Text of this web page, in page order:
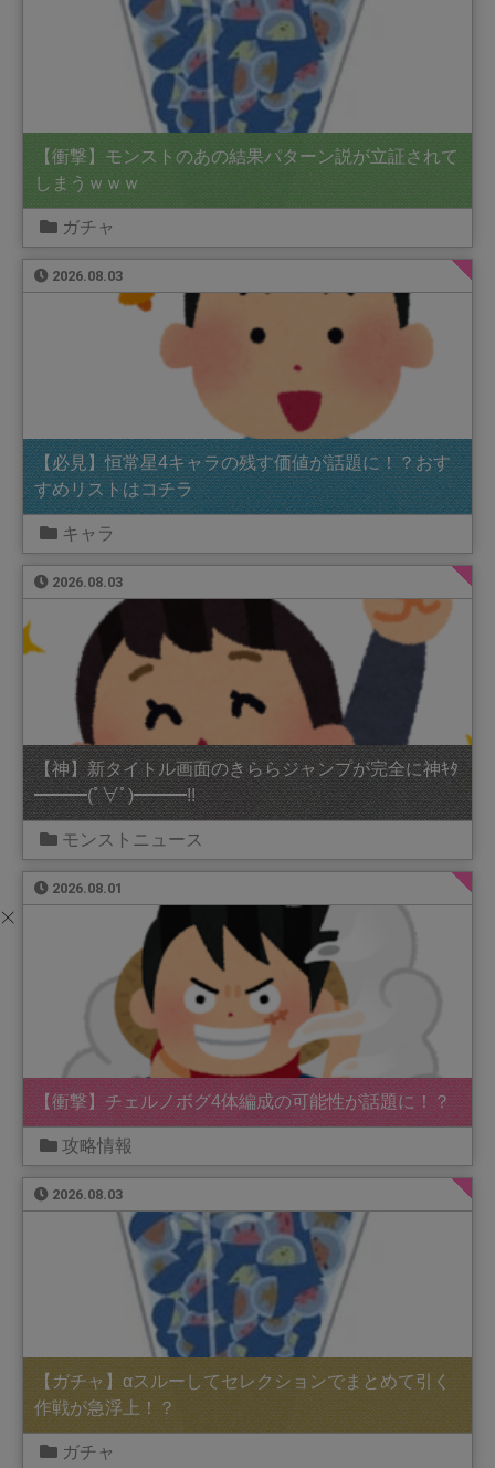
【衝撃】モンストのあの結果パターン説が立証されて
しまうｗｗｗ
ガチャ
2026.08.03
【必見】恒常星4キャラの残す価値が話題に！？おす
すめリストはコチラ
キャラ
2026.08.03
【神】新タイトル画面のきららジャンプが完全に神ｷﾀ
━━━(ﾟ∀ﾟ)━━━!!
モンストニュース
2026.08.01
【衝撃】チェルノボグ4体編成の可能性が話題に！？
攻略情報
2026.08.03
【ガチャ】αスルーしてセレクションでまとめて引く
作戦が急浮上！？
ガチャ